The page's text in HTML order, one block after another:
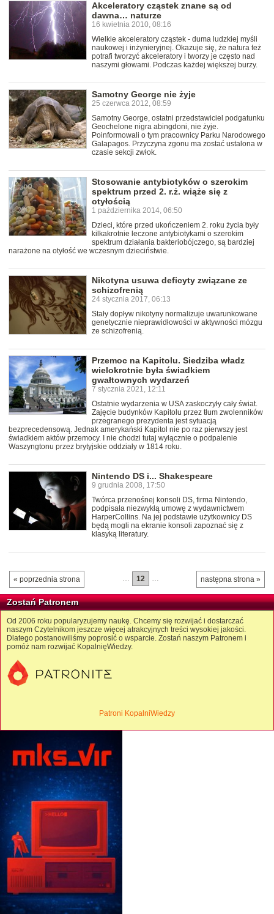
Akceleratory cząstek znane są od
dawna… naturze
16 kwietnia 2010, 08:16
Wielkie akceleratory cząstek - duma ludzkiej myśli
naukowej i inżynieryjnej. Okazuje się, że natura też
potrafi tworzyć akceleratory i tworzy je często nad
naszymi głowami. Podczas każdej większej burzy.
Samotny George nie żyje
25 czerwca 2012, 08:59
Samotny George, ostatni przedstawiciel podgatunku
Geochelone nigra abingdoni, nie żyje.
Poinformowali o tym pracownicy Parku Narodowego
Galapagos. Przyczyna zgonu ma zostać ustalona w
czasie sekcji zwłok.
Stosowanie antybiotyków o szerokim
spektrum przed 2. r.ż. wiąże się z
otyłością
1 października 2014, 06:50
Dzieci, które przed ukończeniem 2. roku życia były
kilkakrotnie leczone antybiotykami o szerokim
spektrum działania bakteriobójczego, są bardziej
narażone na otyłość we wczesnym dzieciństwie.
Nikotyna usuwa deficyty związane ze
schizofrenią
24 stycznia 2017, 06:13
Stały dopływ nikotyny normalizuje uwarunkowane
genetycznie nieprawidłowości w aktywności mózgu
ze schizofrenią.
Przemoc na Kapitolu. Siedziba władz
wielokrotnie była świadkiem
gwałtownych wydarzeń
7 stycznia 2021, 12:11
Ostatnie wydarzenia w USA zaskoczyły cały świat.
Zajęcie budynków Kapitolu przez tłum zwolenników
przegranego prezydenta jest sytuacją
bezprecedensową. Jednak amerykański Kapitol nie po raz pierwszy jest
świadkiem aktów przemocy. I nie chodzi tutaj wyłącznie o podpalenie
Waszyngtonu przez brytyjskie oddziały w 1814 roku.
Nintendo DS i... Shakespeare
9 grudnia 2008, 17:50
Twórca przenośnej konsoli DS, firma Nintendo,
podpisała niezwykłą umowę z wydawnictwem
HarperCollins. Na jej podstawie użytkownicy DS
będą mogli na ekranie konsoli zapoznać się z
klasyką literatury.
« poprzednia strona następna strona »
… 12 …
Zostań Patronem
Od 2006 roku popularyzujemy naukę. Chcemy się rozwijać i dostarczać
naszym Czytelnikom jeszcze więcej atrakcyjnych treści wysokiej jakości.
Dlatego postanowiliśmy poprosić o wsparcie. Zostań naszym Patronem i
pomóż nam rozwijać KopalnięWiedzy.
Patroni KopalniWiedzy